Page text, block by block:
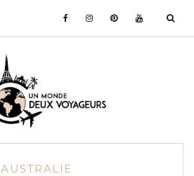
AUSTRALIE